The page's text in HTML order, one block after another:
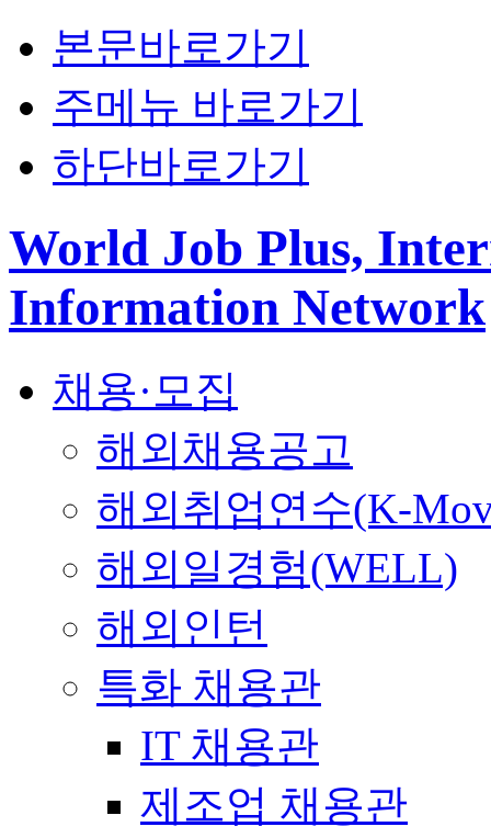
본문바로가기
주메뉴 바로가기
하단바로가기
World Job Plus,
Information Network
채용·모집
해외채용공고
해외취업연수(K-
해외일경험(WELL)
해외인턴
특화 채용관
IT 채용관
제조업 채용관